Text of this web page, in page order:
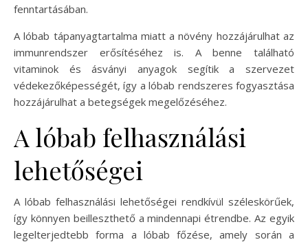
fenntartásában.
A lóbab tápanyagtartalma miatt a növény hozzájárulhat az
immunrendszer erősítéséhez is. A benne található
vitaminok és ásványi anyagok segítik a szervezet
védekezőképességét, így a lóbab rendszeres fogyasztása
hozzájárulhat a betegségek megelőzéséhez.
A lóbab felhasználási
lehetőségei
A lóbab felhasználási lehetőségei rendkívül széleskörűek,
így könnyen beilleszthető a mindennapi étrendbe. Az egyik
legelterjedtebb forma a lóbab főzése, amely során a